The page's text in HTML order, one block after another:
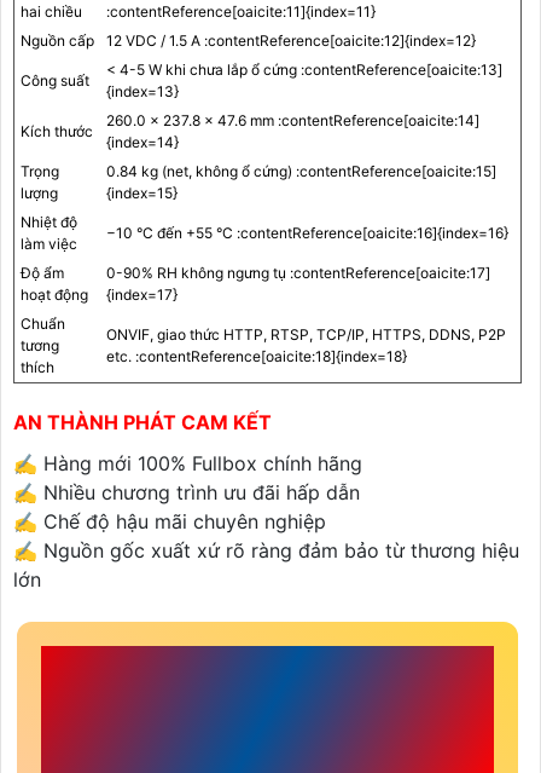
hai chiều
:contentReference[oaicite:11]{index=11}
Nguồn cấp
12 VDC / 1.5 A :contentReference[oaicite:12]{index=12}
Công suất
< 4-5 W khi chưa lắp ổ cứng :contentReference[oaicite:13]
{index=13}
Kích thước
260.0 × 237.8 × 47.6 mm :contentReference[oaicite:14]
{index=14}
Trọng
lượng
0.84 kg (net, không ổ cứng) :contentReference[oaicite:15]
{index=15}
Nhiệt độ
làm việc
−10 °C đến +55 °C :contentReference[oaicite:16]{index=16}
Độ ẩm
hoạt động
0-90% RH không ngưng tụ :contentReference[oaicite:17]
{index=17}
Chuẩn
tương
thích
ONVIF, giao thức HTTP, RTSP, TCP/IP, HTTPS, DDNS, P2P
etc. :contentReference[oaicite:18]{index=18}
AN THÀNH PHÁT CAM KẾT
✍️ Hàng mới 100% Fullbox chính hãng
✍️ Nhiều chương trình ưu đãi hấp dẫn
✍️ Chế độ hậu mãi chuyên nghiệp
✍️ Nguồn gốc xuất xứ rõ ràng đảm bảo từ thương hiệu
lớn